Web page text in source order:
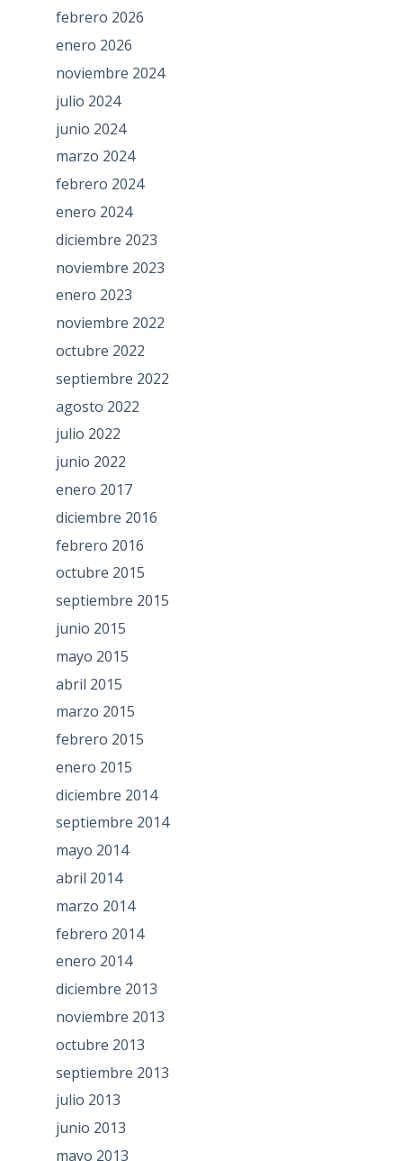
febrero 2026
enero 2026
noviembre 2024
julio 2024
junio 2024
marzo 2024
febrero 2024
enero 2024
diciembre 2023
noviembre 2023
enero 2023
noviembre 2022
octubre 2022
septiembre 2022
agosto 2022
julio 2022
junio 2022
enero 2017
diciembre 2016
febrero 2016
octubre 2015
septiembre 2015
junio 2015
mayo 2015
abril 2015
marzo 2015
febrero 2015
enero 2015
diciembre 2014
septiembre 2014
mayo 2014
abril 2014
marzo 2014
febrero 2014
enero 2014
diciembre 2013
noviembre 2013
octubre 2013
septiembre 2013
julio 2013
junio 2013
mayo 2013